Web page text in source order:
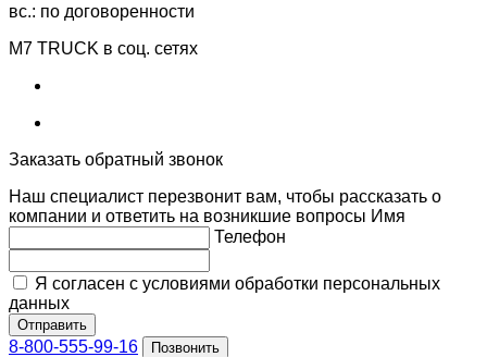
вс.: по договоренности
M7 TRUCK в соц. сетях
Заказать обратный звонок
Наш специалист перезвонит вам, чтобы рассказать о
компании и ответить на возникшие вопросы Имя
Телефон
Я согласен с условиями обработки персональных
данных
Отправить
8-800-555-99-16 Позвонить